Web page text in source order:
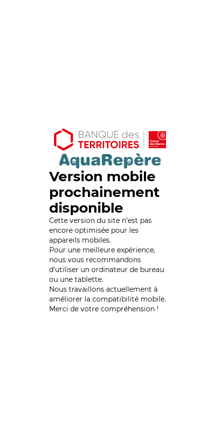
Version mobile
prochainement
disponible
Cette version du site n’est pas
encore optimisée pour les
appareils mobiles.
Pour une meilleure expérience,
nous vous recommandons
d'utiliser un ordinateur de bureau
ou une tablette.
Nous travaillons actuellement à
améliorer la compatibilité mobile.
Merci de votre compréhension !